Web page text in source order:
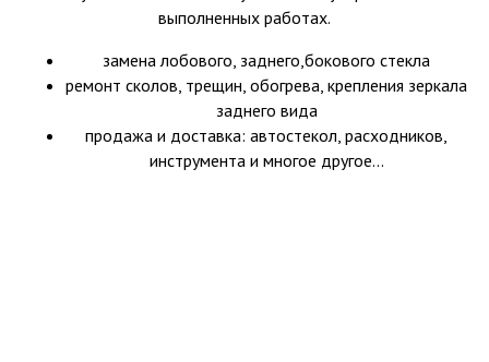
выполненных работах.
замена лобового, заднего,бокового стекла
ремонт сколов, трещин, обогрева, крепления зеркала
заднего вида
продажа и доставка: автостекол, расходников,
инструмента и многое другое...